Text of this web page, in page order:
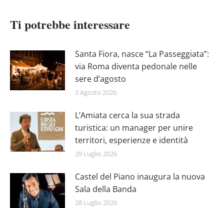
Ti potrebbe interessare
Santa Fiora, nasce “La Passeggiata”:
via Roma diventa pedonale nelle
sere d’agosto
3 Agosto 2026
L’Amiata cerca la sua strada
turistica: un manager per unire
territori, esperienze e identità
29 Luglio 2026
Castel del Piano inaugura la nuova
Sala della Banda
28 Luglio 2026